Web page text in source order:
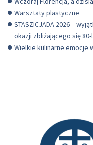
Warsztaty plastyczne
STASZICJADA 2026 –
okazji zbliżającego się
Wielkie kulinarne emocje